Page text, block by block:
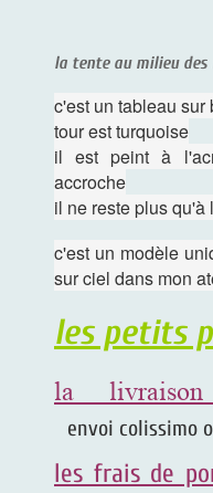
la tente au milieu
c'est un tableau
tour est turquoise
il est peint à
accroche
il ne reste plus qu'à
c'est un modèle
sur ciel dans mon
les petits
la
envoi colissimo
les frais de